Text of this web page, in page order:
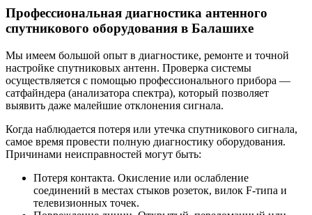
Профессиональная диагностика антенного
спутникового оборудования в Балашихе
Мы имеем большой опыт в диагностике, ремонте и точной
настройке спутниковых антенн. Проверка системы
осуществляется с помощью профессионального прибора —
сатфайндера (анализатора спектра), который позволяет
выявить даже малейшие отклонения сигнала.
Когда наблюдается потеря или утечка спутникового сигнала,
самое время провести полную диагностику оборудования.
Причинами неисправностей могут быть:
Потеря контакта. Окисление или ослабление
соединений в местах стыков розеток, вилок F-типа и
телевизионных точек.